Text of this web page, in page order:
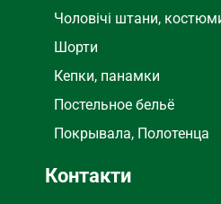
Чоловічі штани,
Шорти
Кепки, панамки
Постельное бельё
Покрывала, Полотенца
Контакти